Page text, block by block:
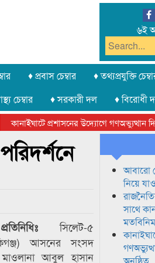
৬ই
♦ প্রবাস চেম্বার ♦ তথ্যপ্রযুক্তি
চেম্বার ♦ সরকারী দল ♦ বিরোধী
কানাইঘাটে প্রশাসনের উদ্যোগে গণঅভ্যুত্থান
সিলেট-৫
আসনের সংসদ
আবুল হাসান
আবারো
নিয়ে
সাথে